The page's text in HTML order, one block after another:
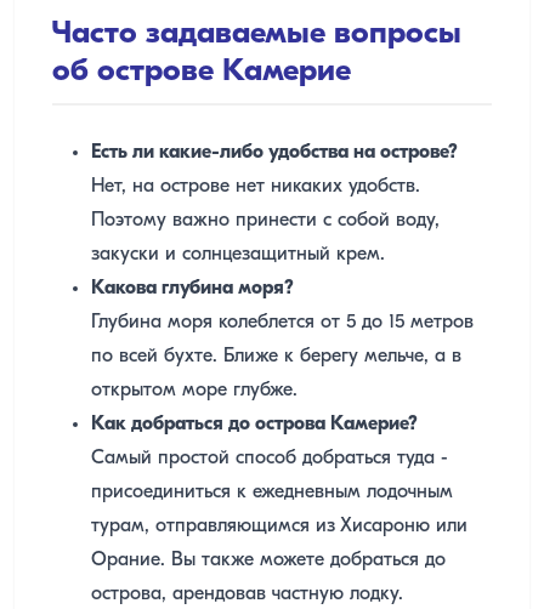
Часто задаваемые вопросы
об острове Камерие
Есть ли какие-либо удобства на острове?
Нет, на острове нет никаких удобств.
Поэтому важно принести с собой воду,
закуски и солнцезащитный крем.
Какова глубина моря?
Глубина моря колеблется от 5 до 15 метров
по всей бухте. Ближе к берегу мельче, а в
открытом море глубже.
Как добраться до острова Камерие?
Самый простой способ добраться туда -
присоединиться к ежедневным лодочным
турам, отправляющимся из Хисароню или
Орание. Вы также можете добраться до
острова, арендовав частную лодку.